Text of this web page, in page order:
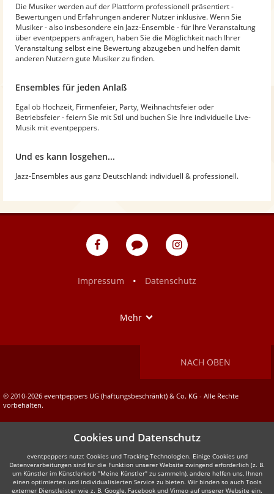
Die Musiker werden auf der Plattform professionell präsentiert -
Bewertungen und Erfahrungen anderer Nutzer inklusive. Wenn Sie
Musiker - also insbesondere ein Jazz-Ensemble - für Ihre Veranstaltung
über eventpeppers anfragen, haben Sie die Möglichkeit nach Ihrer
Veranstaltung selbst eine Bewertung abzugeben und helfen damit
anderen Nutzern gute Musiker zu finden.
Ensembles für jeden Anlaß
Egal ob Hochzeit, Firmenfeier, Party, Weihnachtsfeier oder
Betriebsfeier - feiern Sie mit Stil und buchen Sie Ihre individuelle Live-
Musik mit eventpeppers.
Und es kann losgehen...
Jazz-Ensembles aus ganz Deutschland: individuell & professionell.
eventpeppers
Blog
eventpeppers
Impressum
• Datenschutz
Mehr
NACH OBEN
© 2010-2026 eventpeppers UG (haftungsbeschränkt) & Co. KG - Alle Rechte
vorbehalten.
Cookies und Datenschutz
eventpeppers nutzt Cookies und Tracking-Technologien. Einige Cookies und
Datenverarbeitungen sind für die Funktion unserer Website zwingend erforderlich (z. B.
um Künstler im Künstlerkorb "Meine Künstler" zu sammeln), andere helfen uns, Ihnen
einen optimierten und individualisierten Service zu bieten. Wir binden so auch Tools
externer Dienstleister wie z. B. Google, Facebook und Vimeo auf unserer Website ein.